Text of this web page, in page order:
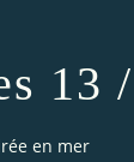
13
en mer